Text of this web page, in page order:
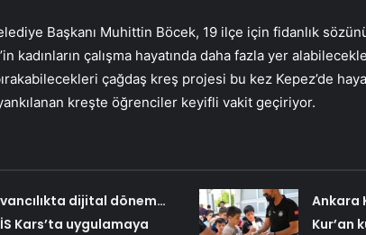
Başkanı Muhittin Böcek, 19 ilçe için fidanlık
kadınların çalışma hayatında daha fazla yer
çağdaş kreş projesi bu kez Kepez’de
kreşte öğrenciler keyifli vakit geçiriyor.
dijital dönem…
Kars’ta uygulamaya
Ankara
Kur’an